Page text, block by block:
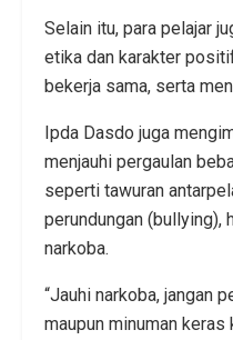
Selain itu, para pelajar
etika dan karakter
bekerja sama, serta
Ipda Dasdo juga
menjauhi pergaulan
seperti tawuran
perundungan (bullying),
narkoba.
“Jauhi narkoba, jangan
maupun minuman keras